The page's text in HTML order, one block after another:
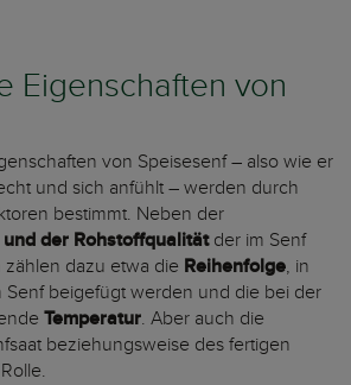
Eigenschaften von
von Speisesenf – also wie er
und sich anfühlt – werden durch
bestimmt. Neben der
der Rohstoffqualitätder im Senf
dazu etwa die Reihenfolge, in
Senf beigefügt werden und die bei der
Temperatur. Aber auch die
beziehungsweise des fertigen